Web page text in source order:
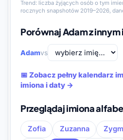
Trend: liczba żyjących osób o tym
rocznych snapshotów 2019–2026,
Porównaj Adam z
Adamvs
📅 Zobacz pełny kalendarz
imiona i daty →
Przeglądaj imiona
Zofia Zuzanna